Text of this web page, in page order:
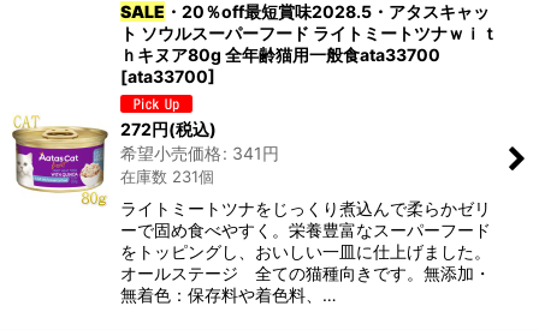
SALE ・20％off最短賞味2028.5・アタスキャッ
ト ソウルスーパーフード ライトミートツナｗｉｔ
ｈキヌア80g 全年齢猫用一般食ata33700
[ata33700]
272円(税込)
希望小売価格: 341円
在庫数 231個
ライトミートツナをじっくり煮込んで柔らかゼリ
ーで固め食べやすく。栄養豊富なスーパーフード
をトッピングし、おいしい一皿に仕上げました。
オールステージ 全ての猫種向きです。無添加・
無着色：保存料や着色料、…